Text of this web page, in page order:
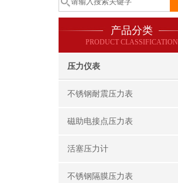
产品分类
PRODUCT CLASSIFICATION
压力仪表
不锈钢耐震压力表
磁助电接点压力表
活塞压力计
不锈钢隔膜压力表